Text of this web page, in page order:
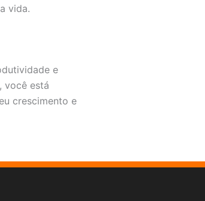
vida.
e
você está
crescimento e